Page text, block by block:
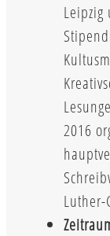
Leipzig
2016
Luther-